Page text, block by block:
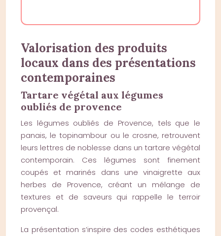
Valorisation des produits
locaux dans des présentations
contemporaines
Tartare végétal aux légumes
oubliés de provence
Les légumes oubliés de Provence, tels que le
panais, le topinambour ou le crosne, retrouvent
leurs lettres de noblesse dans un tartare végétal
contemporain. Ces légumes sont finement
coupés et marinés dans une vinaigrette aux
herbes de Provence, créant un mélange de
textures et de saveurs qui rappelle le terroir
provençal.
La présentation s’inspire des codes esthétiques